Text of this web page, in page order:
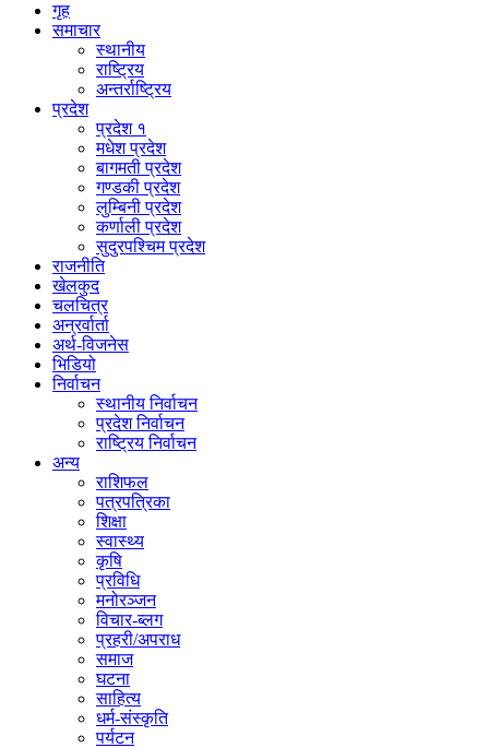
गृह
समाचार
स्थानीय
राष्ट्रिय
अन्तर्राष्ट्रिय
प्रदेश
प्रदेश १
मधेश प्रदेश
बागमती प्रदेश
गण्डकी प्रदेश
लुम्बिनी प्रदेश
कर्णाली प्रदेश
सुदुरपश्चिम प्रदेश
राजनीति
खेलकुद
चलचित्र
अन्रर्वार्ता
अर्थ-विजनेस
भिडियो
निर्वाचन
स्थानीय निर्वाचन
प्रदेश निर्वाचन
राष्ट्रिय निर्वाचन
अन्य
राशिफल
पत्रपत्रिका
शिक्षा
स्वास्थ्य
कृषि
प्रविधि
मनोरञ्जन
विचार-ब्लग
प्रहरी/अपराध
समाज
घटना
साहित्य
धर्म-संस्कृति
पर्यटन